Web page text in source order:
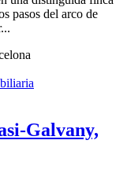
pasos del arco de
Galvany,